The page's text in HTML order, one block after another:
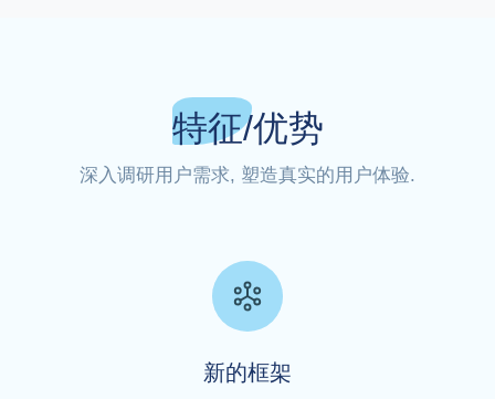
特征/优势
深入调研用户需求, 塑造真实的用户体验.
新的框架